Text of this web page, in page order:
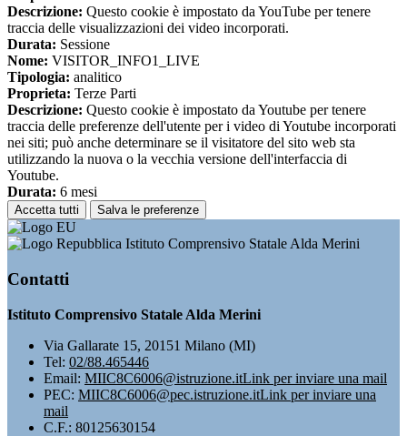
Descrizione: Questo cookie è impostato da YouTube per tenere
traccia delle visualizzazioni dei video incorporati.
Durata: Sessione
Nome: VISITOR_INFO1_LIVE
Tipologia: analitico
Proprieta: Terze Parti
Descrizione: Questo cookie è impostato da Youtube per tenere
traccia delle preferenze dell'utente per i video di Youtube incorporati
nei siti; può anche determinare se il visitatore del sito web sta
utilizzando la nuova o la vecchia versione dell'interfaccia di
Youtube.
Durata: 6 mesi
Accetta tutti Salva le preferenze
Istituto Comprensivo Statale Alda Merini
Contatti
Istituto Comprensivo Statale Alda Merini
Via Gallarate 15, 20151 Milano (MI)
Tel: 02/88.465446
Email: MIIC8C6006@istruzione.itLink per inviare una mail
PEC: MIIC8C6006@pec.istruzione.itLink per inviare una
mail
C.F.: 80125630154